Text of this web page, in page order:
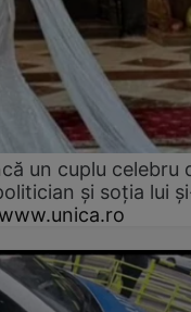
un cuplu celebru
și soția lui